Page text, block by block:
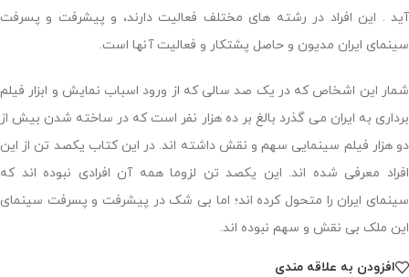
آید . این افراد در رشته های مختلف فعالیت دارند، و پیشرفت و پسرفت
سینمای ایران مدیون و حاصل پشتکار و فعالیت آنها است.
شمار این اشخاص که در یک صد سالی که از ورود اسباب نمایش و ابزار فیلم
برداری به ایران می گذرد بالغ بر ده هزار نفر است که در ساخته شدن بیش از
دو هزار فیلم سینمایی سهم و نقش داشته اند. در این کتاب یکصد تن از این
افراد معرفی شده اند. این یکصد تن لزوما همه آن افرادی نبوده اند که
سینمای ایران را متحول کرده اند؛ اما بی شک در پیشرفت و پسرفت سینمای
این ملک بی نقش و سهم نبوده اند.
افزودن به علاقه مندی